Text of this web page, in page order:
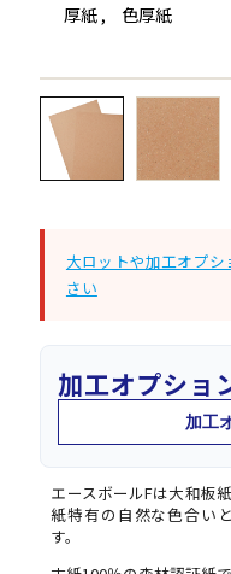
厚紙 , 色厚紙
←
大ロットや加工オプ
さい
加工オプショ
加工
エースボールFは大和板
紙特有の自然な色合い
す。